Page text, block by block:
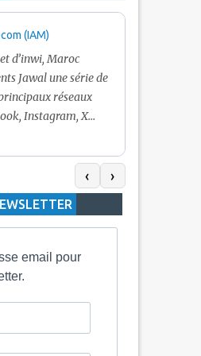
(IAM)
d’inwi, Maroc
Jawal une série de
réseaux
Instagram, X
10 Dh offre 400 Mo,
Dh et 30 Dh
Go et 2 Go. Les
jours pour
‹ ›
email pour